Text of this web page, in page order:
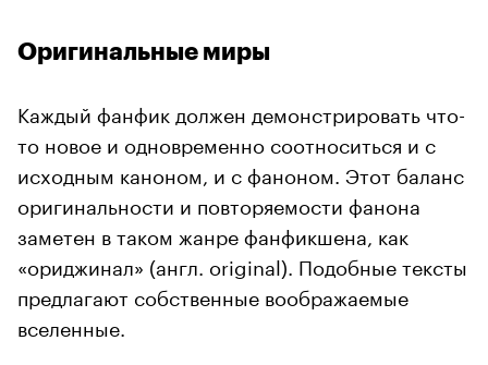
Оригинальные миры
Каждый фанфик должен демонстрировать что-
то новое и одновременно соотноситься и с
исходным каноном, и с фаноном. Этот баланс
оригинальности и повторяемости фанона
заметен в таком жанре фанфикшена, как
«ориджинал» (англ. original). Подобные тексты
предлагают собственные воображаемые
вселенные.